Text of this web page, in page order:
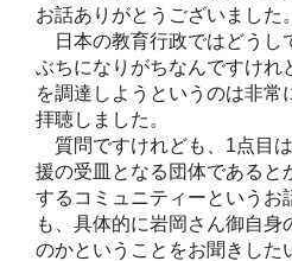
お話ありがとうございました。
日本の教育行政ではどうし
ぶちになりがちなんですけれ
を調達しようというのは非常
拝聴しました。
質問ですけれども、1点目
援の受皿となる団体であると
するコミュニティーというお
も、具体的に岩岡さん御自
のかということをお聞きした